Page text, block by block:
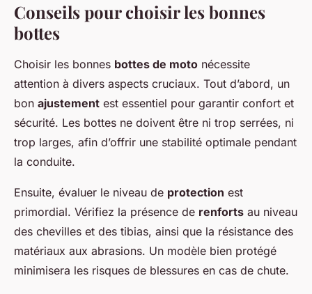
Conseils pour choisir les bonnes
bottes
Choisir les bonnes bottes de moto nécessite
attention à divers aspects cruciaux. Tout d’abord, un
bon ajustement est essentiel pour garantir confort et
sécurité. Les bottes ne doivent être ni trop serrées, ni
trop larges, afin d’offrir une stabilité optimale pendant
la conduite.
Ensuite, évaluer le niveau de protection est
primordial. Vérifiez la présence de renforts au niveau
des chevilles et des tibias, ainsi que la résistance des
matériaux aux abrasions. Un modèle bien protégé
minimisera les risques de blessures en cas de chute.